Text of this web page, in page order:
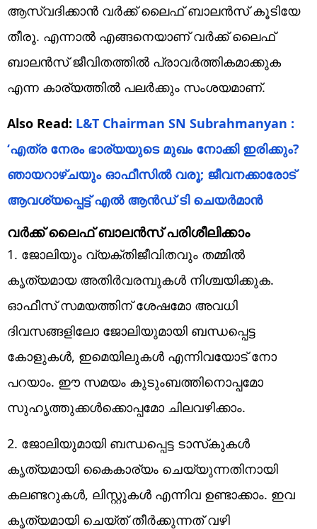
ആസ്വദിക്കാന്‍ വര്‍ക്ക് ലൈഫ് ബാലന്‍സ് കൂടിയേ
തീരൂ. എന്നാല്‍ എങ്ങനെയാണ് വര്‍ക്ക് ലൈഫ്
ബാലന്‍സ് ജീവിതത്തില്‍ പ്രാവര്‍ത്തികമാക്കുക
എന്ന കാര്യത്തില്‍ പലര്‍ക്കും സംശയമാണ്.
Also Read: L&T Chairman SN Subrahmanyan :
‘എത്ര നേരം ഭാര്യയുടെ മുഖം നോക്കി ഇരിക്കും?
ഞായറാഴ്ചയും ഓഫീസിൽ വരൂ; ജീവനക്കാരോട്
ആവശ്യപ്പെട്ട് എൽ ആൻഡ് ടി ചെയർമാൻ
വര്‍ക്ക് ലൈഫ് ബാലന്‍സ് പരിശീലിക്കാം
1. ജോലിയും വ്യക്തിജീവിതവും തമ്മില്‍
കൃത്യമായ അതിര്‍വരമ്പുകള്‍ നിശ്ചയിക്കുക.
ഓഫീസ് സമയത്തിന് ശേഷമോ അവധി
ദിവസങ്ങളിലോ ജോലിയുമായി ബന്ധപ്പെട്ട
കോളുകള്‍, ഇമെയിലുകള്‍ എന്നിവയോട് നോ
പറയാം. ഈ സമയം കുടുംബത്തിനൊപ്പമോ
സുഹൃത്തുക്കള്‍ക്കൊപ്പമോ ചിലവഴിക്കാം.
2. ജോലിയുമായി ബന്ധപ്പെട്ട ടാസ്‌കുകള്‍
കൃത്യമായി കൈകാര്യം ചെയ്യുന്നതിനായി
കലണ്ടറുകള്‍, ലിസ്റ്റുകള്‍ എന്നിവ ഉണ്ടാക്കാം. ഇവ
കൃത്യമായി ചെയ്ത് തീര്‍ക്കുന്നത് വഴി